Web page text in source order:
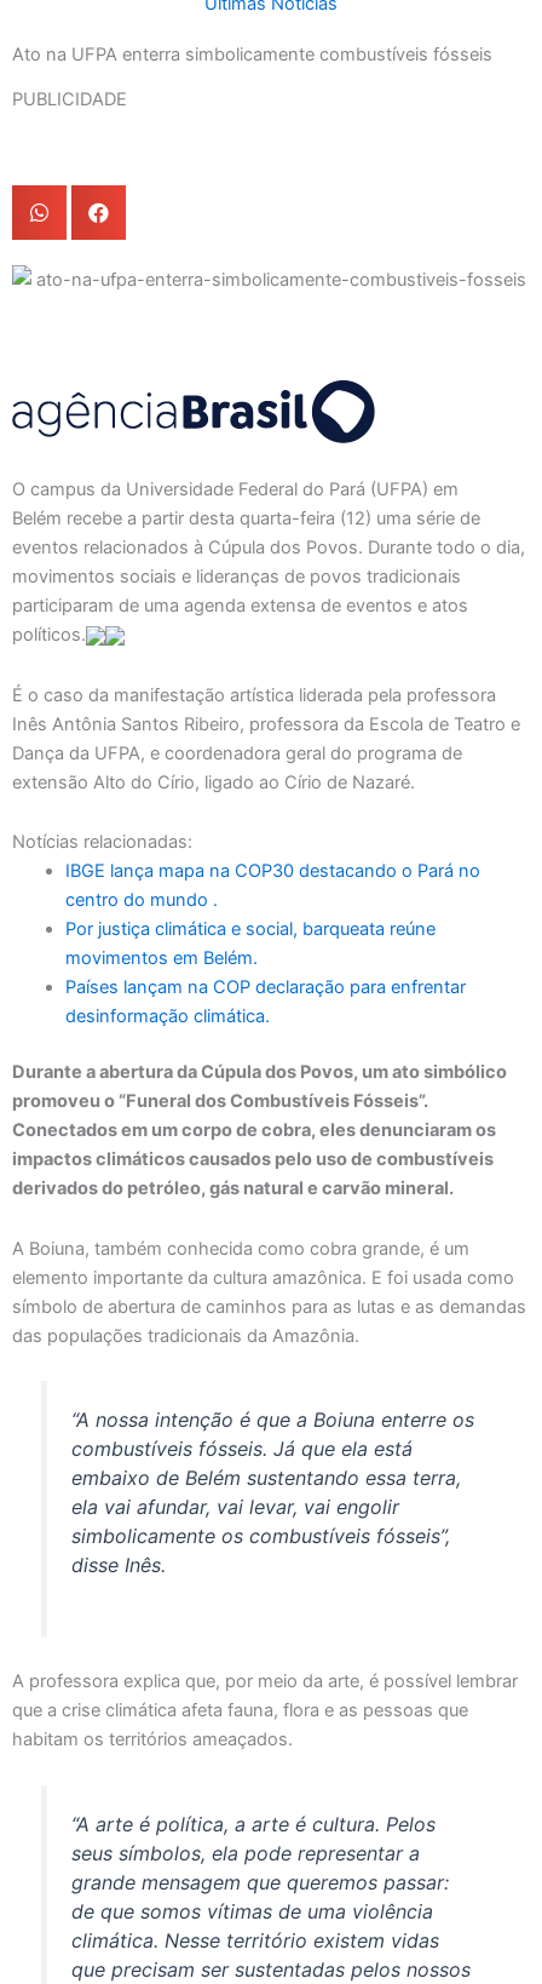
Ato na UFPA enterra simbolicamente combustíveis fósseis
PUBLICIDADE
O campus da Universidade Federal do Pará (UFPA) em
Belém recebe a partir desta quarta-feira (12) uma série de
eventos relacionados à Cúpula dos Povos. Durante todo o dia,
movimentos sociais e lideranças de povos tradicionais
participaram de uma agenda extensa de eventos e atos
políticos.
É o caso da manifestação artística liderada pela professora
Inês Antônia Santos Ribeiro, professora da Escola de Teatro e
Dança da UFPA, e coordenadora geral do programa de
extensão Alto do Círio, ligado ao Círio de Nazaré.
Notícias relacionadas:
IBGE lança mapa na COP30 destacando o Pará no
centro do mundo .
Por justiça climática e social, barqueata reúne
movimentos em Belém.
Países lançam na COP declaração para enfrentar
desinformação climática.
Durante a abertura da Cúpula dos Povos, um ato simbólico
promoveu o “Funeral dos Combustíveis Fósseis”.
Conectados em um corpo de cobra, eles denunciaram os
impactos climáticos causados pelo uso de combustíveis
derivados do petróleo, gás natural e carvão mineral.
A Boiuna, também conhecida como cobra grande, é um
elemento importante da cultura amazônica. E foi usada como
símbolo de abertura de caminhos para as lutas e as demandas
das populações tradicionais da Amazônia.
“A nossa intenção é que a Boiuna enterre os
combustíveis fósseis. Já que ela está
embaixo de Belém sustentando essa terra,
ela vai afundar, vai levar, vai engolir
simbolicamente os combustíveis fósseis”,
disse Inês.
A professora explica que, por meio da arte, é possível lembrar
que a crise climática afeta fauna, flora e as pessoas que
habitam os territórios ameaçados.
“A arte é política, a arte é cultura. Pelos
seus símbolos, ela pode representar a
grande mensagem que queremos passar:
de que somos vítimas de uma violência
climática. Nesse território existem vidas
que precisam ser sustentadas pelos nossos